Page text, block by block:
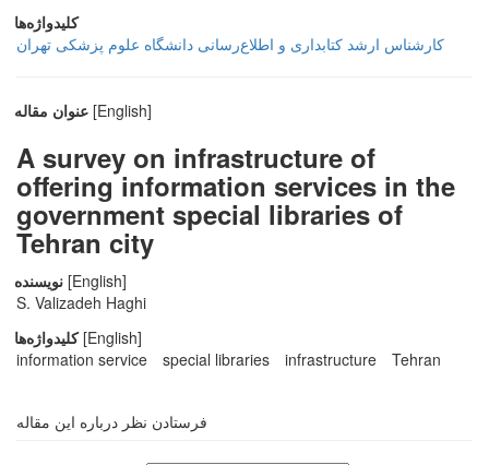
کلیدواژه‌ها
کارشناس ارشد کتابداری و اطلاع‌رسانی دانشگاه علوم پزشکی تهران
عنوان مقاله [English]
A survey on infrastructure of
offering information services in the
government special libraries of
Tehran city
نویسنده [English]
S. Valizadeh Haghi
کلیدواژه‌ها[English]
information service
special libraries infrastructure Tehran
فرستادن نظر درباره این مقاله